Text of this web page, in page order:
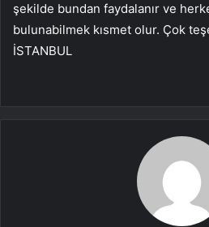
şekilde bundan faydalanır ve
bulunabilmek kısmet olur. Çok
İSTANBUL